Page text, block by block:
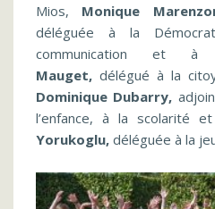
Mios, Monique
déléguée à la
communication et
Mauget, délégué à la
Dominique Dubarry,
l’enfance, à la scolarité
Yorukoglu, déléguée à la